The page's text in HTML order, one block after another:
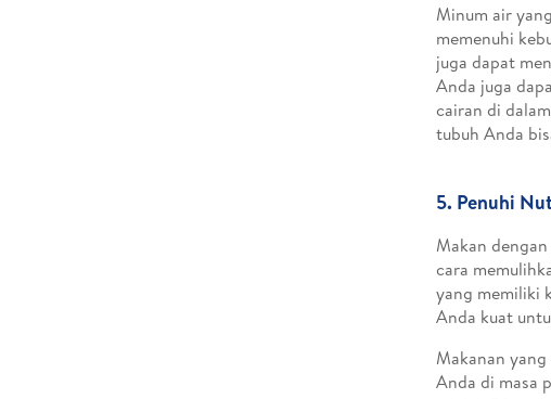
Minum air
memenuhi
juga dapat
Anda juga
cairan di
tubuh Anda
5. Penuhi
Makan
cara
yang memiliki
Anda kuat
Makanan
Anda di masa